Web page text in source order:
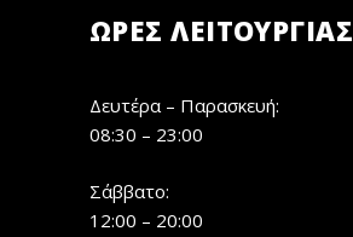
ΏΡΕΣ ΛΕΙΤΟΥΡΓΊΑΣ
Δευτέρα – Παρασκευή:
08:30 – 23:00
Σάββατο:
12:00 – 20:00